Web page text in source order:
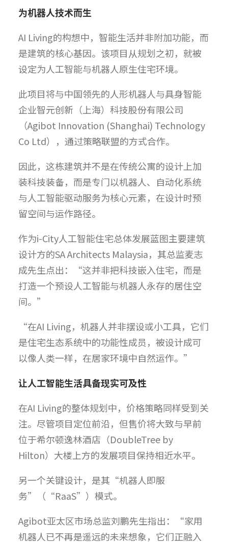
为机器人技术而生
AI Living的构想中，智能生活并非附加功能，而
是建筑的核心基因。该项目从规划之初，就被
设定为人工智能与机器人原生住宅环境。
此项目将与中国领先的人形机器人与具身智能
企业智元创新（上海）科技股份有限公司
（Agibot Innovation (Shanghai) Technology
Co Ltd），通过策略联盟的方式合作。
因此，这栋建筑并不是在传统公寓的设计上加
装科技装备，而是专门以机器人、自动化系统
与人工智能驱动服务为核心元素，在设计时预
留空间与运作路径。
作为i-City人工智能住宅总体发展蓝图主要建筑
设计方的SA Architects Malaysia，其总监麦志
成先生点出：“这并非把科技嵌入住宅，而是
打造一个预设人工智能与机器人永存的居住空
间。”
“在AI Living，机器人并非摆设或小工具，它们
是住宅生态系统中的功能性成员，被设计成可
以像人类一样，在居家环境中自然运作。”
让人工智能生活具备现实可及性
在AI Living的整体规划中，价格策略同样受到关
注。尽管项目定位前沿，但售价将大致与早前
位于希尔顿逸林酒店（DoubleTree by
Hilton）大楼上方的发展项目保持相近水平。
另一个关键设计，是其“机器人即服
务”（“RaaS”）模式。
Agibot亚太区市场总监刘鹏先生指出：“家用
机器人已不再是遥远的未来想象，它们正融入